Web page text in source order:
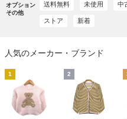
オプション
その他
送料無料 未使用 中
ストア 新着
人気のメーカー・ブランド
1 2